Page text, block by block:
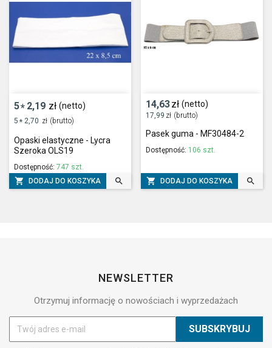
5* 2,19 zł (netto)
5 * 2,70 zł (brutto)
Opaski elastyczne - Lycra
Szeroka OLS19
Dostępność: 747 szt.
 DODAJ DO KOSZYKA 
14,63zł (netto)
17,99 zł (brutto)
Pasek guma - MF30484-2
Dostępność: 106 szt.
 DODAJ DO KOSZYKA 
NEWSLETTER
Otrzymuj informację o nowościach i wyprzedażach